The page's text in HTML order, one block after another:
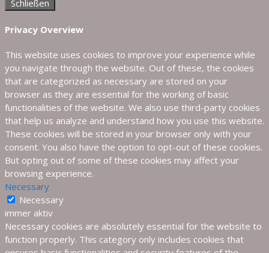
Schließen
Privacy Overview
This website uses cookies to improve your experience while
you navigate through the website. Out of these, the cookies
that are categorized as necessary are stored on your
browser as they are essential for the working of basic
functionalities of the website. We also use third-party cookies
that help us analyze and understand how you use this website.
These cookies will be stored in your browser only with your
consent. You also have the option to opt-out of these cookies.
But opting out of some of these cookies may affect your
browsing experience.
Necessary
Necessary
immer aktiv
Necessary cookies are absolutely essential for the website to
function properly. This category only includes cookies that